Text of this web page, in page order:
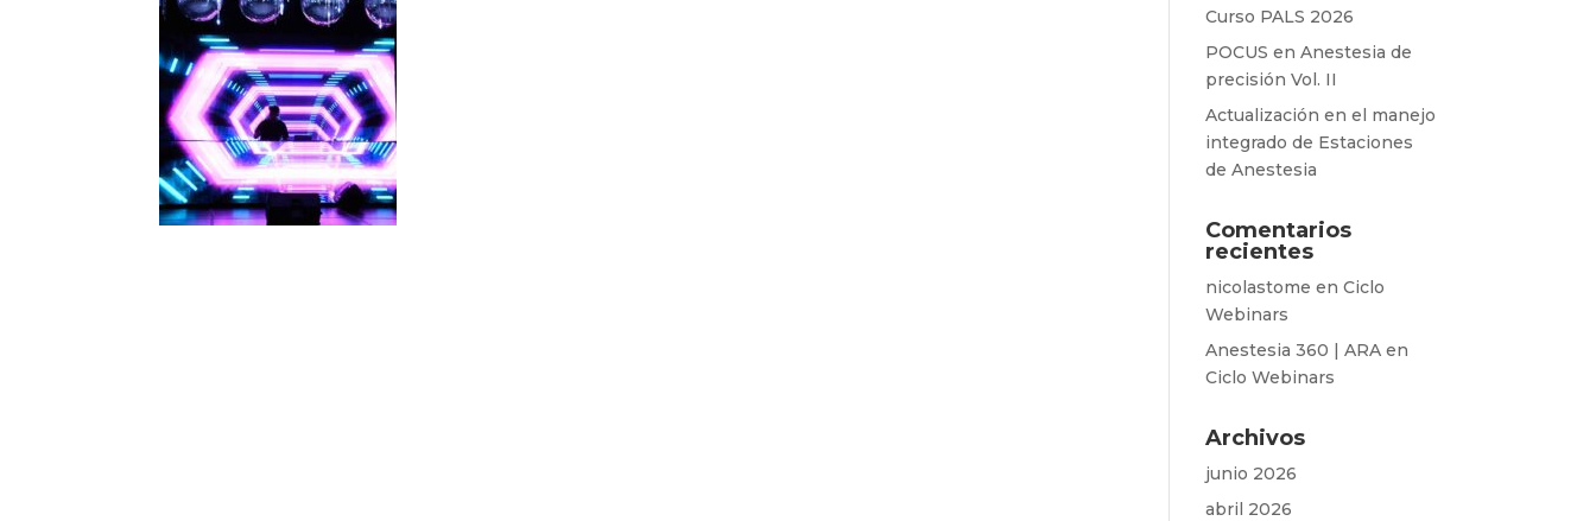
Curso PALS 2026
POCUS en Anestesia de
precisión Vol. II
Actualización en el manejo
integrado de Estaciones
de Anestesia
Comentarios
recientes
nicolastome enCiclo
Webinars
Anestesia 360 | ARA en
Ciclo Webinars
Archivos
junio 2026
abril 2026